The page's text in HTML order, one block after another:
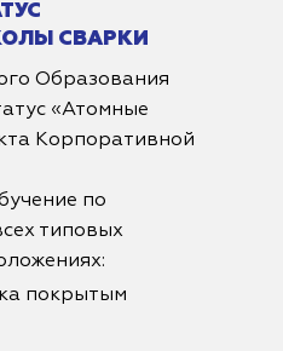
СВАРКИ
Образования
«Атомные
Корпоративной
по
типовых
покрытым